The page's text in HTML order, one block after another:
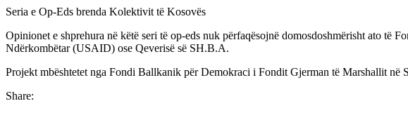
Seria e Op-Eds brenda Kolektivit të Kosovës
Opinionet e shprehura në këtë seri të op-eds nuk përfaqësojnë domosdoshmërisht ato
Ndërkombëtar (USAID) ose Qeverisë së SH.B.A.
Projekt mbështetet nga Fondi Ballkanik për Demokraci i Fondit Gjerman të Marshallit
Share: